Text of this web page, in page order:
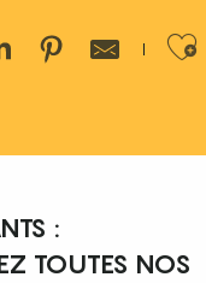
:
TOUTES NOS